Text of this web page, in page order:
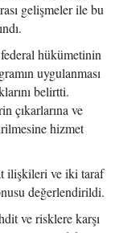
gelişmeler ile bu
hükümetinin
uygulanması
belirtti.
çıkarlarına ve
hizmet
ilişkileri ve iki taraf
değerlendirildi.
ve risklere karşı